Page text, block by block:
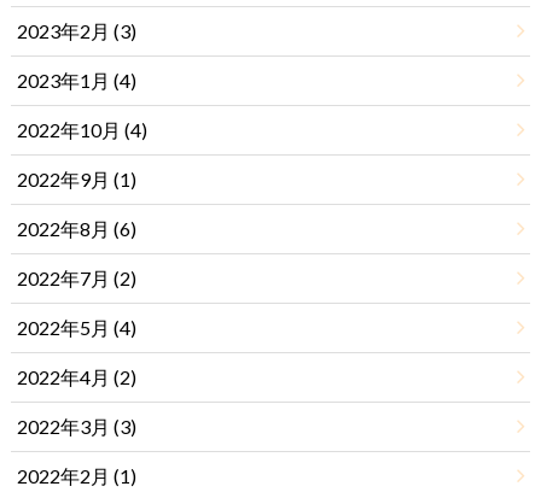
2023年2月 (3)
2023年1月 (4)
2022年10月 (4)
2022年9月 (1)
2022年8月 (6)
2022年7月 (2)
2022年5月 (4)
2022年4月 (2)
2022年3月 (3)
2022年2月 (1)